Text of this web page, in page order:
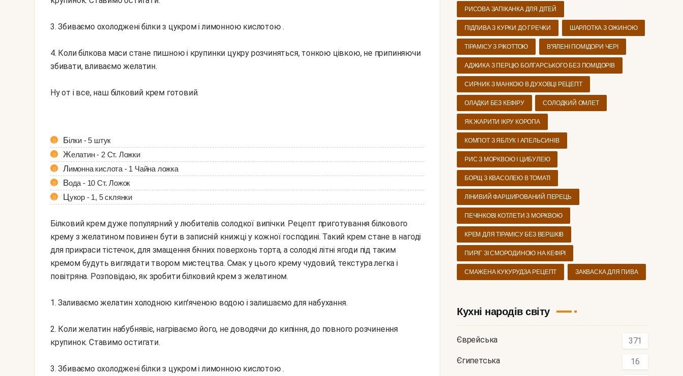
3. Збиваємо охолоджені білки з цукром і лимонною кислотою .
4. Коли білкова маси стане пишною і крупинки цукру розчиняться, тонкою цівкою, не припиняючи
збивати, вливаємо желатин.
Ну от і все, наш білковий крем готовий.
Білки - 5 штук
Желатин - 2 Ст. Ложки
Лимонна кислота - 1 Чайна ложка
Вода - 10 Ст. Ложок
Цукор - 1, 5 склянки
Білковий крем дуже популярний у любителів солодкої випічки. Рецепт приготування білкового
крему з желатином повинен бути в записній книжці у кожної господині. Такий крем стане в нагоді
для прикраси тістечок, для змащення бічних поверхонь торта, а солодкі літні ягоди під таким
кремом будуть виглядати твором мистецтва. Смак у цього крему чудовий, текстура легка і
повітряна. Розповідаю, як зробити білковий крем з желатином.
1. Заливаємо желатин холодною кип'яченою водою і залишаємо для набухання.
2. Коли желатин набубнявіє, нагріваємо його, не доводячи до кипіння, до повного розчинення
крупинок. Ставимо остигати.
3. Збиваємо охолоджені білки з цукром і лимонною кислотою .
РИСОВА ЗАПІКАНКА ДЛЯ ДІТЕЙ
ПІДЛИВА З КУРКИ ДО ГРЕЧКИ ШАРЛОТКА З ОЖИНОЮ
ТІРАМІСУ З РІКОТТОЮ В'ЯЛЕНІ ПОМІДОРИ ЧЕРІ
АДЖИКА З ПЕРЦЮ БОЛГАРСЬКОГО БЕЗ ПОМІДОРІВ
СИРНИК З МАНКОЮ В ДУХОВЦІ РЕЦЕПТ
ОЛАДКИ БЕЗ КЕФІРУ СОЛОДКИЙ ОМЛЕТ
ЯК ЖАРИТИ ІКРУ КОРОПА
КОМПОТ З ЯБЛУК І АПЕЛЬСИНІВ
РИС З МОРКВОЮ І ЦИБУЛЕЮ
БОРЩ З КВАСОЛЕЮ В ТОМАТІ
ЛІНИВИЙ ФАРШИРОВАНИЙ ПЕРЕЦЬ
ПЕЧІНКОВІ КОТЛЕТИ З МОРКВОЮ
КРЕМ ДЛЯ ТІРАМІСУ БЕЗ ВЕРШКІВ
ПИРІГ ЗІ СМОРОДИНОЮ НА КЕФІРІ
СМАЖЕНА КУКУРУДЗА РЕЦЕПТ ЗАКВАСКА ДЛЯ ПИВА
Кухні народів світу
Єврейська 371
Єгипетська 16